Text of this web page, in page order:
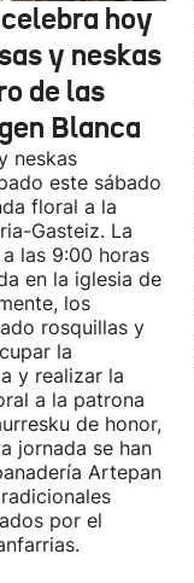
hoy
y neskas
de las
Blanca
neskas
este sábado
floral a la
Gasteiz. La
las 9:00 horas
en la iglesia de
los
rosquillas y
la
y realizar la
a la patrona
de honor,
jornada se han
Artepan
por el